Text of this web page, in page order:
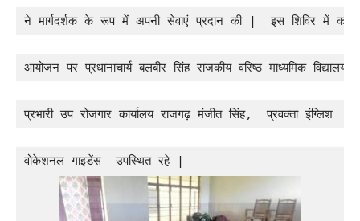
ने मार्गदर्शक के रूप में अपनी सेवाएं प्रदान की | इस शिविर में
आयोजन पर प्रधानाचार्य बलबीर सिंह राजकीय वरिष्ठ माध्यमिक
प्रभारी उप रोजगार कार्यालय राजगढ़ मंजीत सिंह, प्रवक्ता इंग्लिश